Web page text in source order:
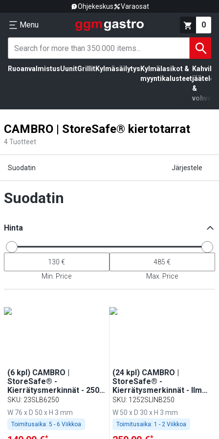
Ohjekeskus Varaosat
Menu 0
RuoanvalmistusUunitGrillitKylmäsäilytys Kylmälasikot &
myyntikalusteet
Kahvila,
jäätelö
&
vohvelit
CAMBRO | StoreSafe® kiertotarrat
4Tuotteet
Suodatin Järjestele
Suodatin
Hinta
Min. Price Max. Price
(6 kpl) CAMBRO |
StoreSafe® -
Kierrätysmerkinnät - 250
merkintää/rulla
SKU: 23SLB6250
W 76 x D 50 x H 3 mm
Toimitusaika: 5 - 6 Viikkoa
(24 kpl) CAMBRO |
StoreSafe® -
Kierrätysmerkinnät - Ilman
kirjoitusta - 250
merkintää/rulla
SKU: 1252SLINB250
W 50 x D 30 x H 3 mm
Toimitusaika: 1 - 2 Viikkoa